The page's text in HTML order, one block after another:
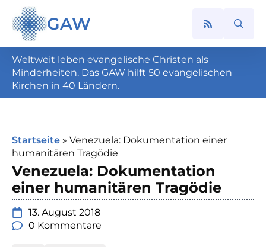
GAW
Search
Weltweit leben evangelische Christen als
Minderheiten. Das GAW hilft 50 evangelischen
Kirchen in 40 Ländern.
Startseite » Venezuela: Dokumentation einer
humanitären Tragödie
Venezuela: Dokumentation
einer humanitären Tragödie
13. August 2018
0 Kommentare